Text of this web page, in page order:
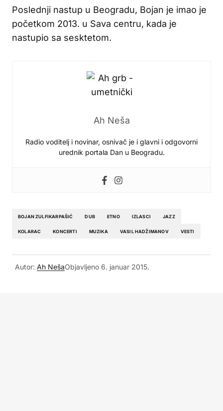
Poslednji nastup u Beogradu, Bojan je imao je
početkom 2013. u Sava centru, kada je
nastupio sa sesktetom.
Ah Neša
Radio voditelj i novinar, osnivač je i glavni i odgovorni
urednik portala Dan u Beogradu.
BOJAN ZULFIKARPAŠIĆ DUB ETNO IZLASCI JAZZ
KOLARAC KONCERTI MUZIKA VASIL HADŽIMANOV VESTI
Autor: Ah NešaObjavljeno 6. januar 2015.